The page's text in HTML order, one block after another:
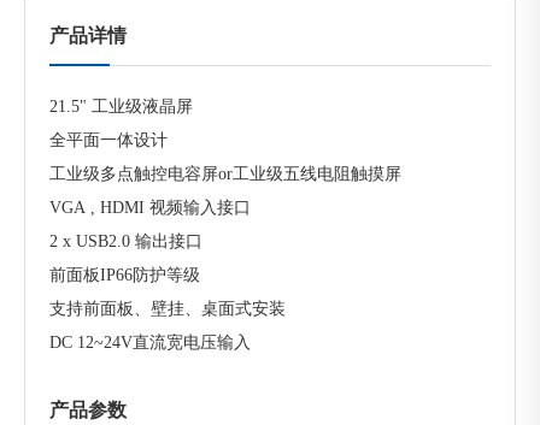
产品详情
21.5" 工业级液晶屏
全平面一体设计
工业级多点触控电容屏or工业级五线电阻触摸屏
VGA , HDMI 视频输入接口
2 x USB2.0 输出接口
前面板IP66防护等级
支持前面板、壁挂、桌面式安装
DC 12~24V直流宽电压输入
产品参数